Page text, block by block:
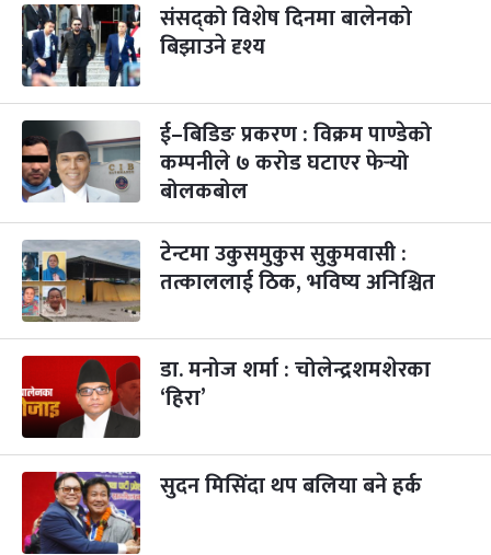
संसद्को विशेष दिनमा बालेनको
बिझाउने दृश्य
ई–बिडिङ प्रकरण : विक्रम पाण्डेको
कम्पनीले ७ करोड घटाएर फेर्‍यो
बोलकबोल
टेन्टमा उकुसमुकुस सुकुमवासी :
तत्काललाई ठिक, भविष्य अनिश्चित
डा. मनोज शर्मा : चोलेन्द्रशमशेरका
‘हिरा’
सुदन मिसिंदा थप बलिया बने हर्क